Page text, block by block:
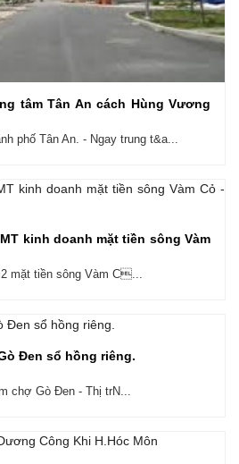
tâm Tân An cách Hùng Vương
phố Tân An. - Ngay trung t&a...
kinh doanh mặt tiền sông Vàm
mặt tiền sông Vàm C...
Đen sổ hồng riêng.
chợ Gò Đen - Thị trN...